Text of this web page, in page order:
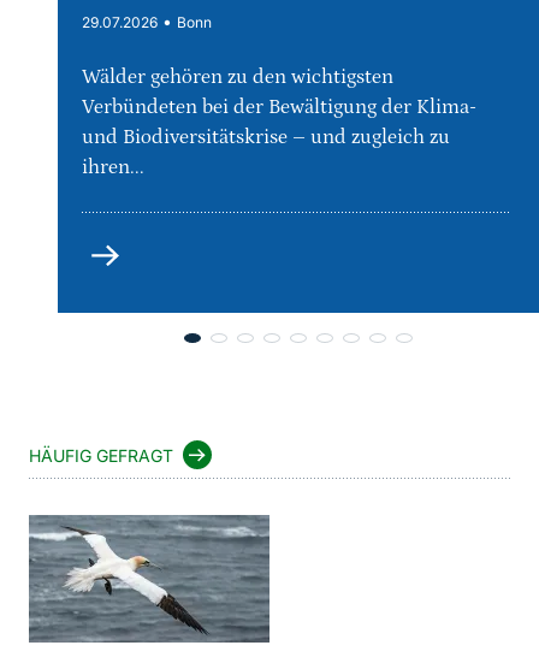
29.07.2026 • Bonn
Wälder gehören zu den wichtigsten
Verbündeten bei der Bewältigung der Klima-
und Biodiversitätskrise – und zugleich zu
ihren...
mehr
HÄUFIG GEFRAGT